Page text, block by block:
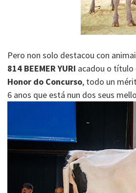
Pero non solo destacou con
814 BEEMER YURI acadou o título
Honor do Concurso, todo un
6 anos que está nun dos seus